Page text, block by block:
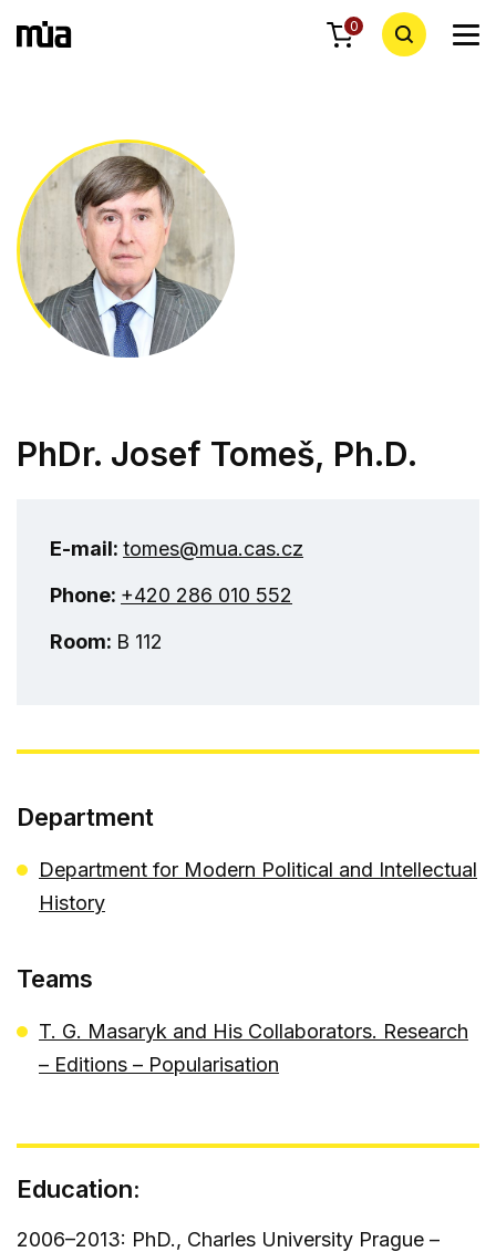
0
PhDr. Josef Tomeš, Ph.D.
E-mail: tomes@mua.cas.cz
Phone: +420 286 010 552
Room: B 112
Department
Department for Modern Political and Intellectual
History
Teams
T. G. Masaryk and His Collaborators. Research
– Editions – Popularisation
Education:
2006–2013: PhD., Charles University Prague –